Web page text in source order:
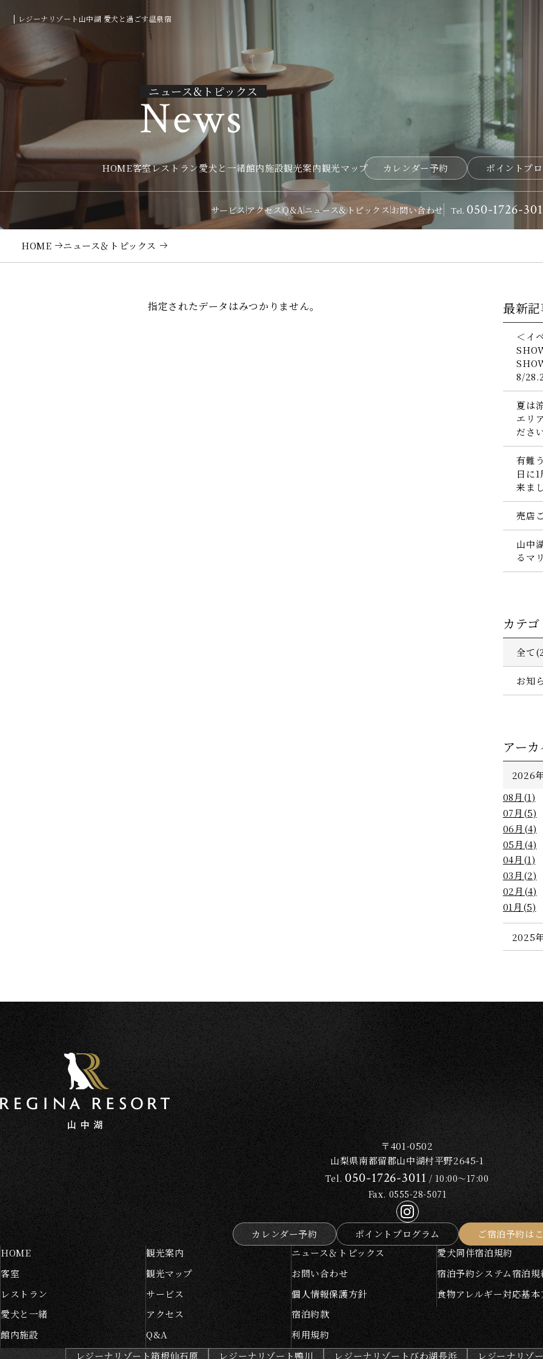
| レジーナリゾート山中湖 愛犬と過ごす温泉宿
ニュース&トピックス
News
HOME客室レストラン愛犬と一緒館内施設観光案内観光マップ カレンダー予約 ポイントプ
サービスアクセスQ&Aニュース&トピックス お問い合わせ Tel. 050-1726-
HOME ニュース＆トピックス
指定されたデータはみつかりません。 最新
＜イ
8/
夏は
エリ
ださ
有難
日に
来ま
売店
山中
るマ
カテ
全て
お知
アー
2026
08月(1)
07月(5)
06月(4)
05月(4)
04月(1)
03月(2)
02月(4)
01月(5)
2025
〒401-0502
山梨県南都留郡山中湖村平野2645-1
Tel.050-1726-3011/ 10:00～17:00
Fax. 0555-28-5071
カレンダー予約 ポイントプログラム
ご宿泊予約は
HOME
客室
レストラン
愛犬と一緒
館内施設
観光案内
観光マップ
サービス
アクセス
Q&A
ニュース＆トピックス
お問い合わせ
個人情報保護方針
宿泊約款
利用規約
愛犬同伴宿泊規約
宿泊予約システム宿泊規
食物アレルギー対応基本
レジーナリゾート箱根仙石原 レジーナリゾート鴨川 レジーナリゾートびわ湖長浜 レジーナリゾ
ニュース＆トピックス
お問い合わせ
カレンダー予約 ポイントプログラム ご宿泊予約はこちら
個人情報保護方針 宿泊約款 利用規約 愛犬同伴宿泊規約 宿泊予約システム宿泊規約 食物アレルギー対応基本方針
グループ施設一覧